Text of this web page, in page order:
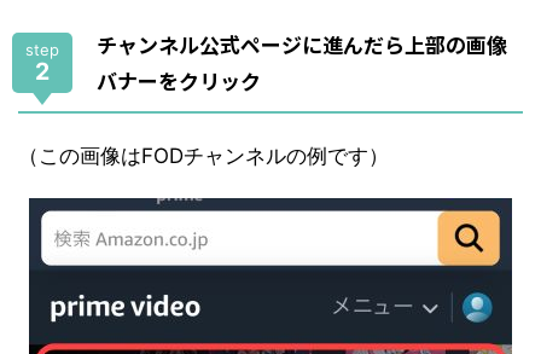
step
2
チャンネル公式ページに進んだら上部の画像
バナーをクリック
（この画像はFODチャンネルの例です）